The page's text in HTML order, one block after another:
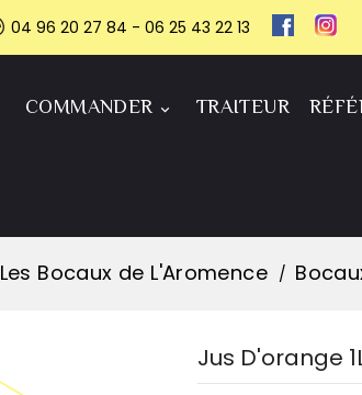
04 96 20 27 84 - 06 25 43 22 13

COMMANDER TRAITEUR
Les Bocaux de L'Aromence
Jus D'orange